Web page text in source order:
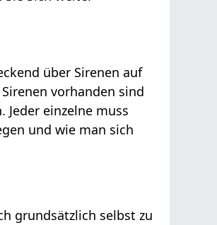
über Sirenen auf
vorhanden sind
einzelne muss
und wie man sich
grundsätzlich selbst zu